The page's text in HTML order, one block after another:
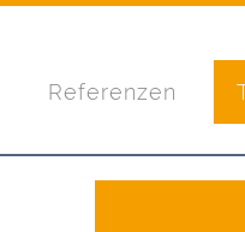
Referenzen